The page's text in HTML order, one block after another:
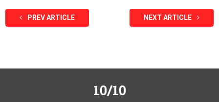
PREV ARTICLE NEXT ARTICLE
10/10